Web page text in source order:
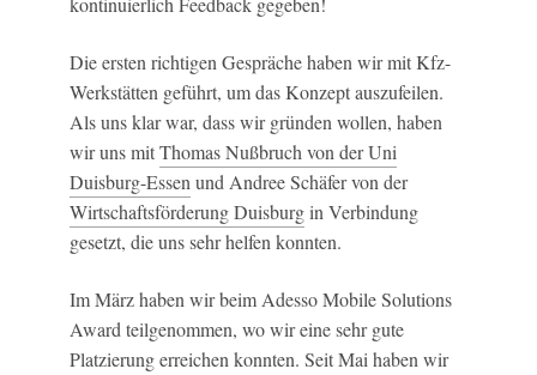
Die ersten richtigen Gespräche haben wir mit Kfz-
Werkstätten geführt, um das Konzept auszufeilen.
Als uns klar war, dass wir gründen wollen, haben
wir uns mitThomas Nußbruch von der Uni
Duisburg-Essen und Andree Schäfer von der
Wirtschaftsförderung Duisburgin Verbindung
gesetzt, die uns sehr helfen konnten.
Im März haben wir beim Adesso Mobile Solutions
Award teilgenommen, wo wir eine sehr gute
Platzierung erreichen konnten. Seit Mai haben wir